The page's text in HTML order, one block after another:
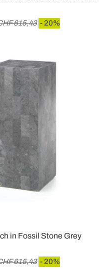
615,43 - 20%
in Fossil Stone Grey
615,43 - 20%